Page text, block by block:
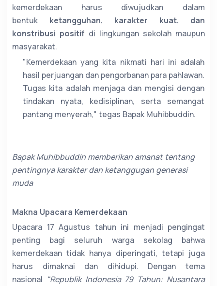
kemerdekaan harus diwujudkan dalam
bentuk ketangguhan, karakter kuat, dan
konstribusi positif di lingkungan sekolah maupun
masyarakat.
"Kemerdekaan yang kita nikmati hari ini adalah
hasil perjuangan dan pengorbanan para pahlawan.
Tugas kita adalah menjaga dan mengisi dengan
tindakan nyata, kedisiplinan, serta semangat
pantang menyerah," tegas Bapak Muhibbuddin.
Bapak Muhibbuddin memberikan amanat tentang
pentingnya karakter dan ketanggugan generasi
muda
Makna Upacara Kemerdekaan
Upacara 17 Agustus tahun ini menjadi pengingat
penting bagi seluruh warga sekolag bahwa
kemerdekaan tidak hanya diperingati, tetapi juga
harus dimaknai dan dihidupi. Dengan tema
nasional "Republik Indonesia 79 Tahun: Nusantara